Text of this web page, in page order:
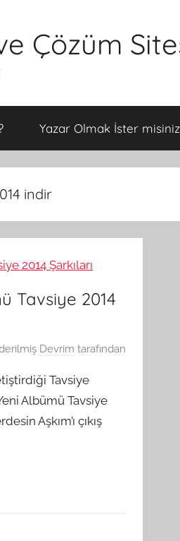
Çözüm
Yazar Olmak İster
indir
Tavsiye 2014
Devrim tarafından
Tavsiye
Albümü Tavsiye
Aşkım’ı çıkış